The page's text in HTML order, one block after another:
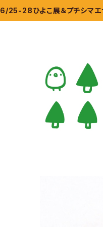
6/25-28ひよこ展＆プチシマ